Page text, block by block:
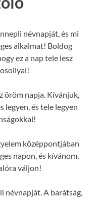
névnapját, és mi
alkalmat! Boldog
ez a nap tele lesz
öröm napja. Kívánjuk,
legyen, és tele legyen
középpontjában
napon, és kívánom,
váljon!
névnapját. A barátság,